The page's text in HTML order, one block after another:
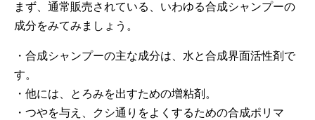
まず、通常販売されている、いわゆる合成シャンプーの
成分をみてみましょう。
・合成シャンプーの主な成分は、水と合成界面活性剤で
す。
・他には、とろみを出すための増粘剤。
・つやを与え、クシ通りをよくするための合成ポリマ